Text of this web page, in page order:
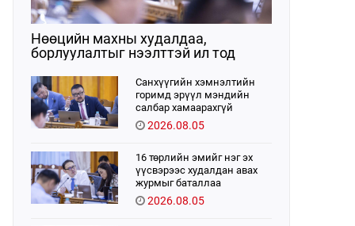
Нөөцийн махны худалдаа,
борлуулалтыг нээлттэй ил тод
Санхүүгийн хэмнэлтийн
горимд эрүүл мэндийн
салбар хамаарахгүй
2026.08.05
16 төрлийн эмийг нэг эх
үүсвэрээс худалдан авах
журмыг баталлаа
2026.08.05